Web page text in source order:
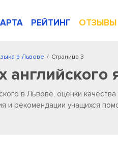
РЕЙТИНГ ОТЗЫВЫ
/
в Львове Страница 3
английского
в Львове, оценки
и рекомендации учащихся